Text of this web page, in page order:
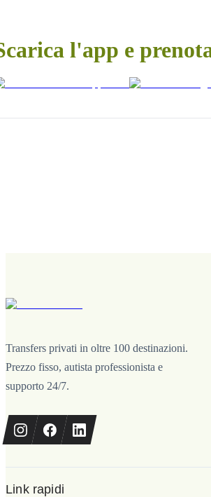
l'app e
Transfers privati in oltre 100 destinazioni.
Prezzo fisso, autista professionista e
supporto 24/7.
Link rapidi